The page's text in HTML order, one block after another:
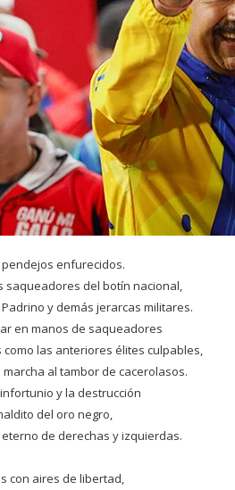
enfurecidos.
saqueadores del botín nacional,
y demás jerarcas militares.
en manos de saqueadores
las anteriores élites culpables,
al tambor de cacerolasos.
y la destrucción
del oro negro,
de derechas y izquierdas.
con aires de libertad,